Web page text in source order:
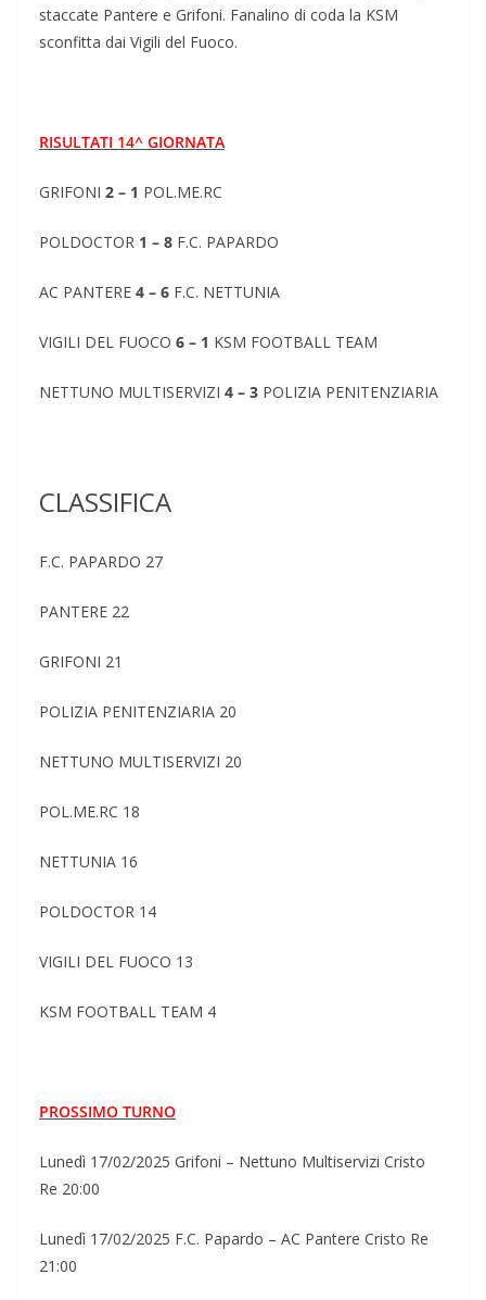
staccate Pantere e Grifoni. Fanalino di coda la KSM
sconfitta dai Vigili del Fuoco.
RISULTATI 14^ GIORNATA
GRIFONI 2 – 1 POL.ME.RC
POLDOCTOR 1 – 8 F.C. PAPARDO
AC PANTERE 4 – 6 F.C. NETTUNIA
VIGILI DEL FUOCO 6 – 1 KSM FOOTBALL TEAM
NETTUNO MULTISERVIZI 4 – 3 POLIZIA PENITENZIARIA
CLASSIFICA
F.C. PAPARDO 27
PANTERE 22
GRIFONI 21
POLIZIA PENITENZIARIA 20
NETTUNO MULTISERVIZI 20
POL.ME.RC 18
NETTUNIA 16
POLDOCTOR 14
VIGILI DEL FUOCO 13
KSM FOOTBALL TEAM 4
PROSSIMO TURNO
Lunedì 17/02/2025 Grifoni – Nettuno Multiservizi Cristo
Re 20:00
Lunedì 17/02/2025 F.C. Papardo – AC Pantere Cristo Re
21:00